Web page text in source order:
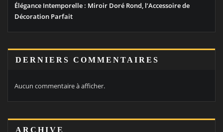
Élégance Intemporelle : Miroir Doré Rond, l’Accessoire de
Décoration Parfait
DERNIERS COMMENTAIRES
Aucun commentaire à afficher.
ARCHIVE